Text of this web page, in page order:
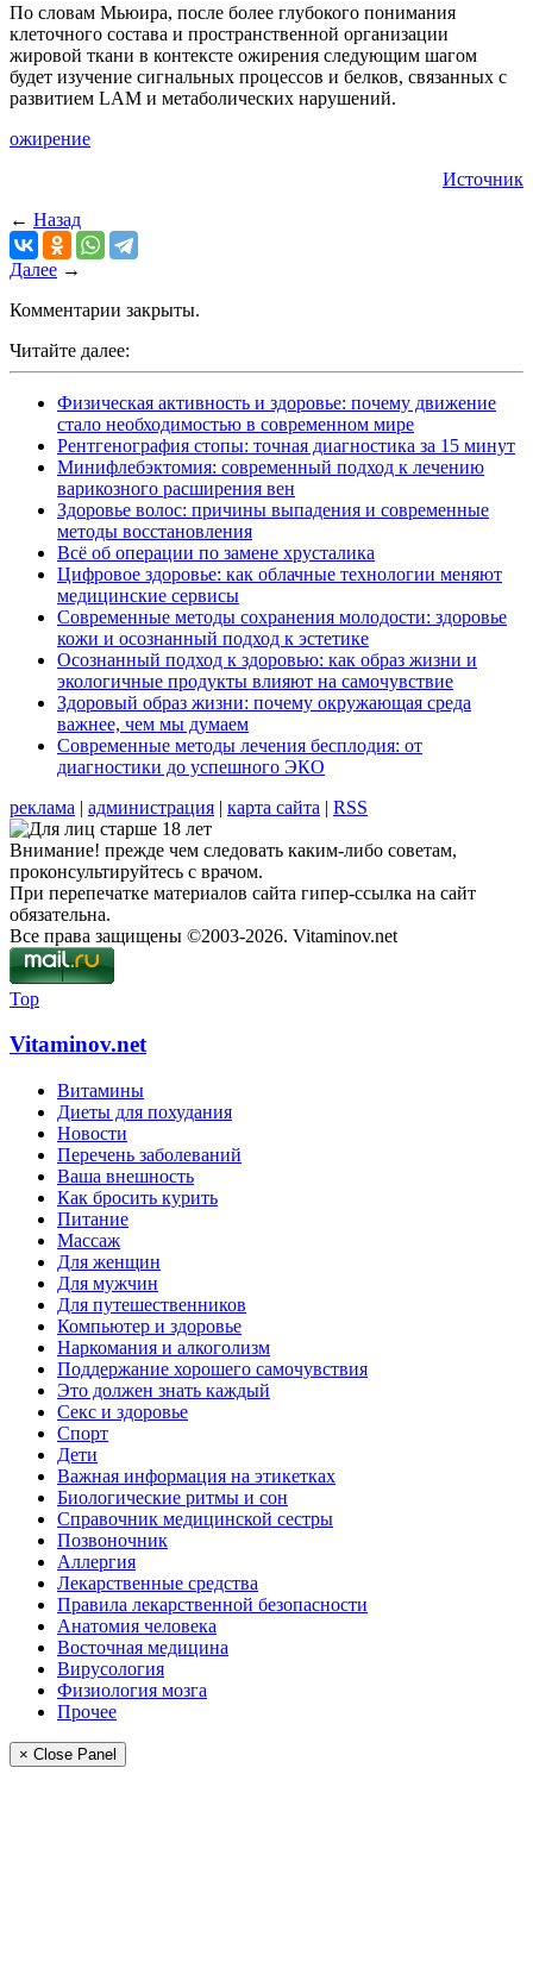
По словам Мьюира, после более глубокого понимания
клеточного состава и пространственной организации
жировой ткани в контексте ожирения следующим шагом
будет изучение сигнальных процессов и белков, связанных с
развитием LAM и метаболических нарушений.
ожирение
Источник
← Назад
Далее →
Комментарии закрыты.
Читайте далее:
Физическая активность и здоровье: почему движение
стало необходимостью в современном мире
Рентгенография стопы: точная диагностика за 15 минут
Минифлебэктомия: современный подход к лечению
варикозного расширения вен
Здоровье волос: причины выпадения и современные
методы восстановления
Всё об операции по замене хрусталика
Цифровое здоровье: как облачные технологии меняют
медицинские сервисы
Современные методы сохранения молодости: здоровье
кожи и осознанный подход к эстетике
Осознанный подход к здоровью: как образ жизни и
экологичные продукты влияют на самочувствие
Здоровый образ жизни: почему окружающая среда
важнее, чем мы думаем
Современные методы лечения бесплодия: от
диагностики до успешного ЭКО
реклама | администрация | карта сайта | RSS
Внимание! прежде чем следовать каким-либо советам,
проконсультируйтесь с врачом.
При перепечатке материалов сайта гипер-ссылка на сайт
обязательна.
Все права защищены ©2003-2026. Vitaminov.net
Top
Vitaminov.net
Витамины
Диеты для похудания
Новости
Перечень заболеваний
Ваша внешность
Как бросить курить
Питание
Массаж
Для женщин
Для мужчин
Для путешественников
Компьютер и здоровье
Наркомания и алкоголизм
Поддержание хорошего самочувствия
Это должен знать каждый
Секс и здоровье
Спорт
Дети
Важная информация на этикетках
Биологические ритмы и сон
Справочник медицинской сестры
Позвоночник
Аллергия
Лекарственные средства
Правила лекарственной безопасности
Aнатомия человека
Восточная медицина
Вирусология
Физиология мозга
Прочее
× Close Panel